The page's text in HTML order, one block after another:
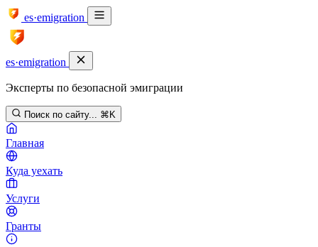
es·emigration
es·emigration
Эксперты по безопасной эмиграции
Поиск по сайту... ⌘K
Главная
Куда уехать
Услуги
Гранты